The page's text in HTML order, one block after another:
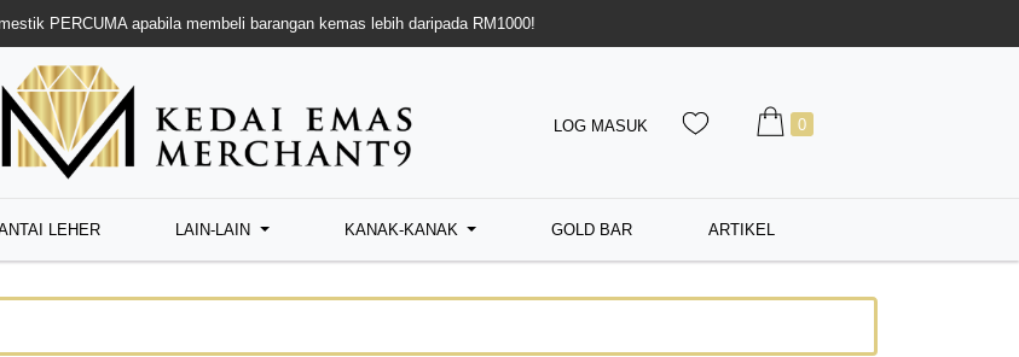
PERCUMA apabila membeli barangan kemas lebih daripada RM1000!
LOG MASUK 0
LEHER LAIN-LAIN KANAK-KANAK GOLD BAR ARTIKEL